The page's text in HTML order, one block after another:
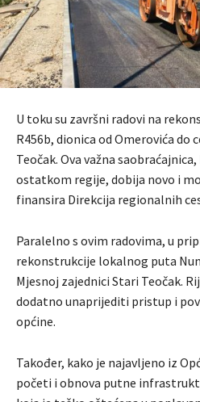
U toku su završni radovi na
R456b, dionica od Omerovića do
Teočak. Ova važna
ostatkom regije, dobija novo i
finansira Direkcija regionalnih
Paralelno s ovim radovima, u
rekonstrukcije lokalnog puta
Mjesnoj zajednici Stari Teočak.
dodatno unaprijediti pristup i
općine.
Također, kako je najavljeno iz
početi i obnova putne